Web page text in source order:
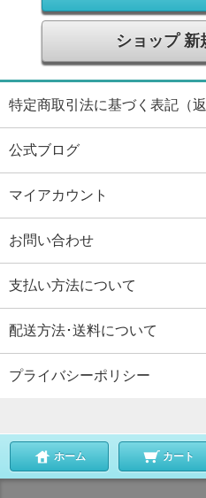
ショップ 新
特定商取引法に基づく表記（返
公式ブログ
マイアカウント
お問い合わせ
支払い方法について
配送方法･送料について
プライバシーポリシー
ホーム カート